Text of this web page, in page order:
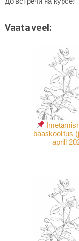
Vaata veel:
baaskoolitus
aprill